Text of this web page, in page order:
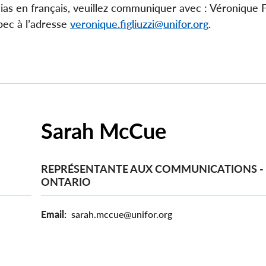
en français, veuillez communiquer avec : Véronique
à l’adresse veronique.figliuzzi@unifor.org.
Sarah McCue
REPRÉSENTANTE AUX COMMUNICATIONS -
ONTARIO
Email sarah.mccue@unifor.org